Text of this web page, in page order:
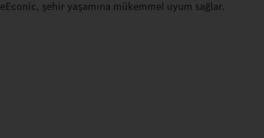
eEconic, şehir yaşamına mükemmel uyum sağlar.